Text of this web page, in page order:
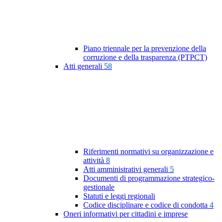
Piano triennale per la prevenzione della
corruzione e della trasparenza (PTPCT)
Atti generali 58
Riferimenti normativi su organizzazione e
attività 8
Atti amministrativi generali 5
Documenti di programmazione strategico-
gestionale
Statuti e leggi regionali
Codice disciplinare e codice di condotta 4
Oneri informativi per cittadini e imprese